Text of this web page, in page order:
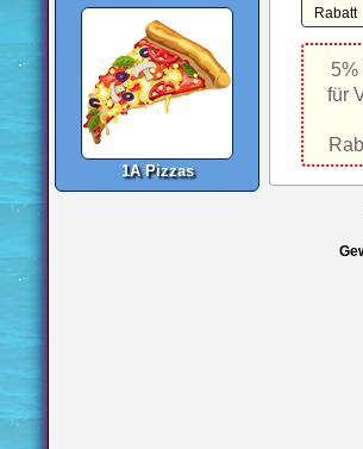
1A Pizzas
für